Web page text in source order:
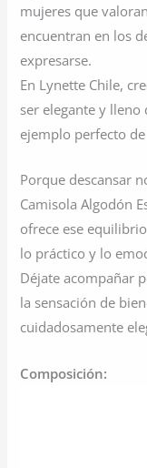
mujeres que
encuentran en los
expresarse.
En Lynette Chile,
ser elegante y lleno
ejemplo perfecto
Porque descansar
Camisola Algodón
ofrece ese
lo práctico y lo
Déjate acompañar
la sensación de
cuidadosamente
Composición: